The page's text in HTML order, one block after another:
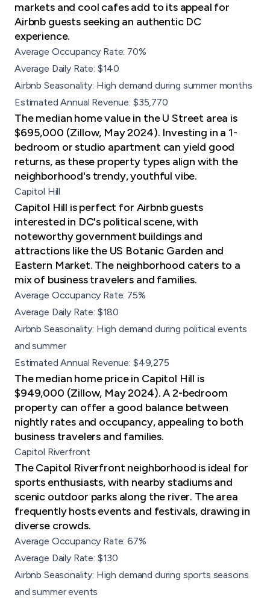
markets and cool cafes add to its appeal for
Airbnb guests seeking an authentic DC
experience.
Average Occupancy Rate: 70%
Average Daily Rate: $140
Airbnb Seasonality: High demand during summer months
Estimated Annual Revenue: $35,770
The median home value in the U Street area is
$695,000 (Zillow, May 2024). Investing in a 1-
bedroom or studio apartmentcan yield good
returns, as these property types align with the
neighborhood's trendy, youthful vibe.
Capitol Hill
Capitol Hill is perfect for Airbnb guests
interested in DC's political scene, with
noteworthy government buildings and
attractions like the US Botanic Garden and
Eastern Market. The neighborhood caters to a
mix of business travelers and families.
Average Occupancy Rate: 75%
Average Daily Rate: $180
Airbnb Seasonality: High demand during political events
and summer
Estimated Annual Revenue: $49,275
The median home price in Capitol Hill is
$949,000 (Zillow, May 2024). A 2-bedroom
property can offer a good balance between
nightly rates and occupancy, appealing to both
business travelers and families.
Capitol Riverfront
The Capitol Riverfront neighborhood is ideal for
sports enthusiasts, with nearby stadiums and
scenic outdoor parks along the river. The area
frequently hosts events and festivals, drawing in
diverse crowds.
Average Occupancy Rate: 67%
Average Daily Rate: $130
Airbnb Seasonality: High demand during sports seasons
and summer events